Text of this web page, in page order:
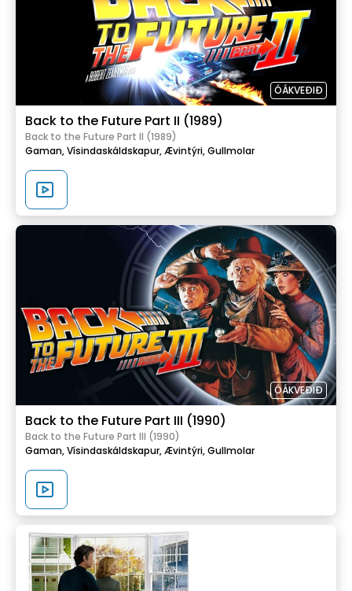
ÓÁKVEÐIÐ
Back to the Future Part II (1989)
Back to the Future Part II (1989)
Gaman,Vísindaskáldskapur,Ævintýri,Gullmolar
ÓÁKVEÐIÐ
Back to the Future Part III (1990)
Back to the Future Part III (1990)
Gaman,Vísindaskáldskapur,Ævintýri,Gullmolar